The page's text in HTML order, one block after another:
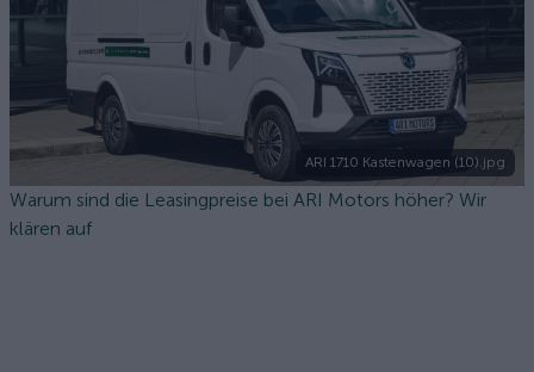
ARI 1710 Kastenwagen (10).jpg
Warum sind die Leasingpreise bei ARI Motors höher? Wir
klären auf